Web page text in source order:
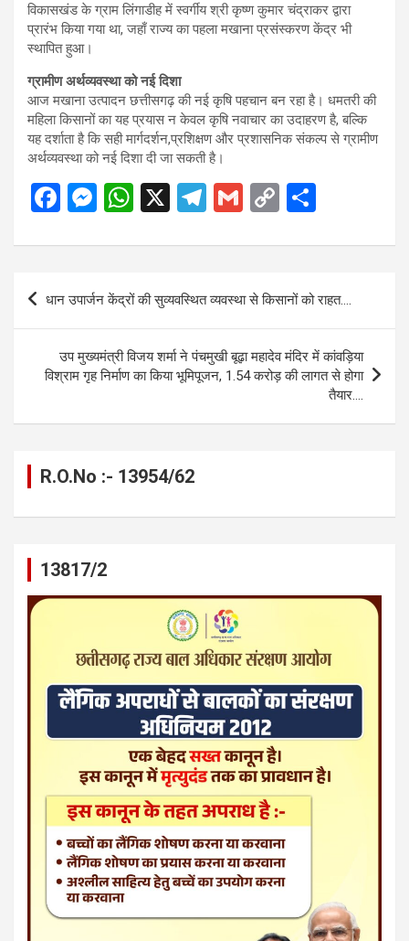
विकासखंड के ग्राम लिंगाडीह में स्वर्गीय श्री कृष्ण कुमार चंद्राकर द्वारा
प्रारंभ किया गया था, जहाँ राज्य का पहला मखाना प्रसंस्करण केंद्र भी
स्थापित हुआ।
ग्रामीण अर्थव्यवस्था को नई दिशा
आज मखाना उत्पादन छत्तीसगढ़ की नई कृषि पहचान बन रहा है। धमतरी की
महिला किसानों का यह प्रयास न केवल कृषि नवाचार का उदाहरण है, बल्कि
यह दर्शाता है कि सही मार्गदर्शन,प्रशिक्षण और प्रशासनिक संकल्प से ग्रामीण
अर्थव्यवस्था को नई दिशा दी जा सकती है।
F
ce
o
o
k
M
se
n
g
er
W
at
s
A
p
p
X
T
e
a
m
G
ail
C
py
Li
n
k
ar
Post
धान उपार्जन केंद्रों की सुव्यवस्थित व्यवस्था से किसानों को राहत….
उप मुख्यमंत्री विजय शर्मा ने पंचमुखी बूढ़ा महादेव मंदिर में कांवड़िया
विश्राम गृह निर्माण का किया भूमिपूजन, 1.54 करोड़ की लागत से होगा
तैयार….
R.O.No :- 13954/62
13817/2